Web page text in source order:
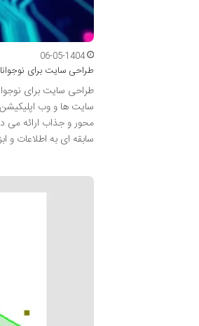
06-05-1404
طراحی سایت برای
طراحی سایت برای
محور و جذاب ارائه می
سابقه ای به اطلاعات و